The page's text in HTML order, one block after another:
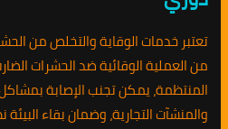
تعتبر خدمات الوقاية والتخلص من
من العملية الوقائية ضد الحشرات
المنتظمة، يمكن تجنب الإصابة
والمنشآت التجارية، وضمان بقاء